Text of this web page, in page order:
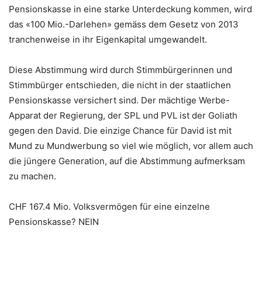
Pensionskasse in eine starke Unterdeckung kommen, wird
das «100 Mio.-Darlehen» gemäss dem Gesetz von 2013
tranchenweise in ihr Eigenkapital umgewandelt.
Diese Abstimmung wird durch Stimmbürgerinnen und
Stimmbürger entschieden, die nicht in der staatlichen
Pensionskasse versichert sind. Der mächtige Werbe-
Apparat der Regierung, der SPL und PVL ist der Goliath
gegen den David. Die einzige Chance für David ist mit
Mund zu Mundwerbung so viel wie möglich, vor allem auch
die jüngere Generation, auf die Abstimmung aufmerksam
zu machen.
CHF 167.4 Mio. Volksvermögen für eine einzelne
Pensionskasse? NEIN